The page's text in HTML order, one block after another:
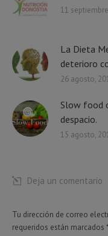
11
La Dieta
deterioro
26 agosto,
Slow food
despacio.
15 agosto,
Deja un comentario
Tu dirección de correo
requeridos están marcados *